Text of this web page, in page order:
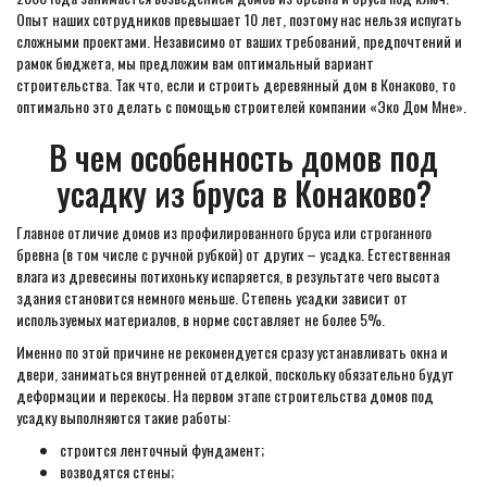
Опыт наших сотрудников превышает 10 лет, поэтому нас нельзя испугать
сложными проектами. Независимо от ваших требований, предпочтений и
рамок бюджета, мы предложим вам оптимальный вариант
строительства. Так что, если и строить деревянный дом в Конаково, то
оптимально это делать с помощью строителей компании «Эко Дом Мне».
В чем особенность домов под
усадку из бруса в Конаково?
Главное отличие домов из профилированного бруса или строганного
бревна (в том числе с ручной рубкой) от других – усадка. Естественная
влага из древесины потихоньку испаряется, в результате чего высота
здания становится немного меньше. Степень усадки зависит от
используемых материалов, в норме составляет не более 5%.
Именно по этой причине не рекомендуется сразу устанавливать окна и
двери, заниматься внутренней отделкой, поскольку обязательно будут
деформации и перекосы. На первом этапе строительства домов под
усадку выполняются такие работы:
строится ленточный фундамент;
возводятся стены;